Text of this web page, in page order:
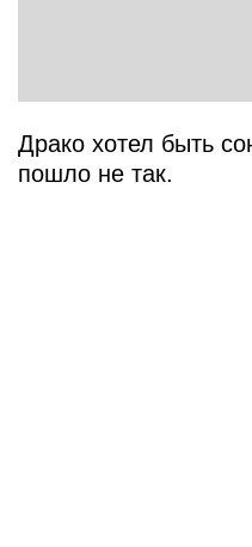
Драко хотел быть
пошло не так.